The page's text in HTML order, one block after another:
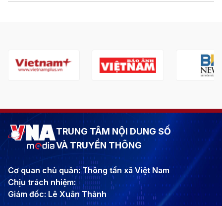
TRUNG TÂM NỘI DUNG SỐ
VÀ TRUYỀN THÔNG
Cơ quan chủ quản: Thông tấn xã Việt Nam
Chịu trách nhiệm:
Giám đốc: Lê Xuân Thành